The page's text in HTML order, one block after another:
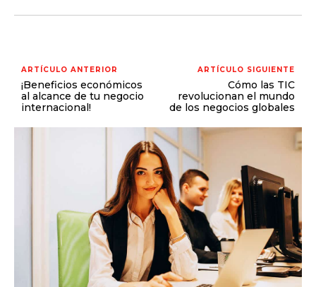
ARTÍCULO ANTERIOR
¡Beneficios económicos
al alcance de tu negocio
internacional!
ARTÍCULO SIGUIENTE
Cómo las TIC
revolucionan el mundo
de los negocios globales